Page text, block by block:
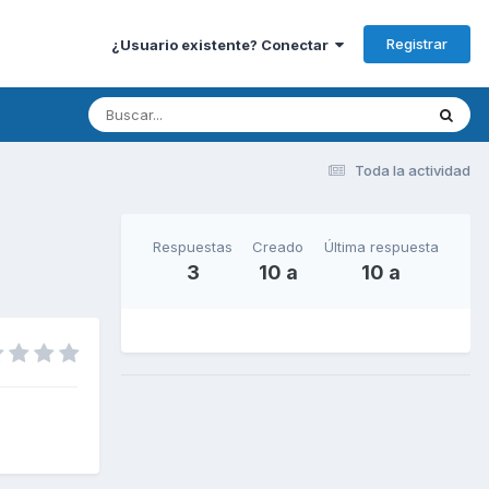
¿Usuario existente? Conectar Registrar
Toda la actividad
Respuestas
3
Creado
10 a
Última respuesta
10 a